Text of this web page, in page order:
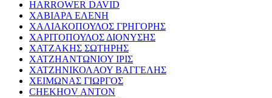
HARROWER DAVID
ΧΑΒΙΑΡΑ ΕΛΕΝΗ
ΧΑΛΙΑΚΟΠΟΥΛΟΣ ΓΡΗΓΟΡΗΣ
ΧΑΡΙΤΟΠΟΥΛΟΣ ΔΙΟΝΥΣΗΣ
ΧΑΤΖΑΚΗΣ ΣΩΤΗΡΗΣ
ΧΑΤΖΗΑΝΤΩΝΙΟΥ ΙΡΙΣ
ΧΑΤΖΗΝΙΚΟΛΑΟΥ ΒΑΓΓΕΛΗΣ
ΧΕΙΜΩΝΑΣ ΓΙΩΡΓΟΣ
CHEKHOV ANTON